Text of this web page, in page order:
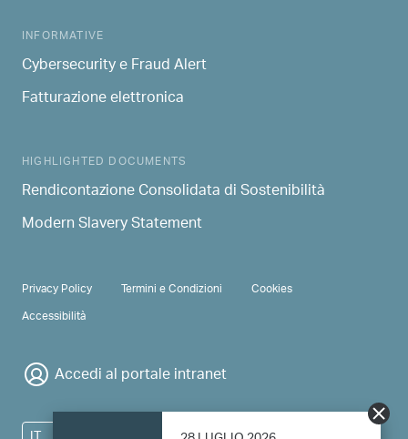
INFORMATIVE
Cybersecurity e Fraud Alert
Fatturazione elettronica
HIGHLIGHTED DOCUMENTS
Rendicontazione Consolidata di Sostenibilità
Modern Slavery Statement
PRIVACY & TERMS
Privacy Policy Termini e Condizioni
Cookies
Accessibilità
Accedi al portale intranet